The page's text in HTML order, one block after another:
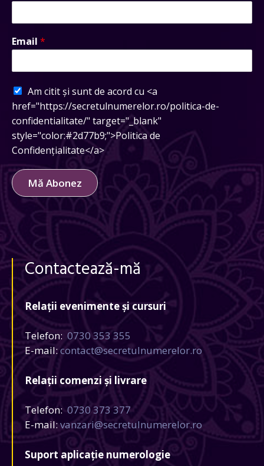
Email *
Am citit și sunt de acord cu <a
href="https://secretulnumerelor.ro/politica-de-
confidentialitate/" target="_blank"
style="color:#2d77b9;">Politica de
Confidențialitate</a>
Mă Abonez
Contactează-mă
Relații evenimente și cursuri
Telefon: 0730 353 355
E-mail:contact@secretulnumerelor.ro
Relații comenzi și livrare
Telefon: 0730 373 377
E-mail:vanzari@secretulnumerelor.ro
Suport aplicație numerologie